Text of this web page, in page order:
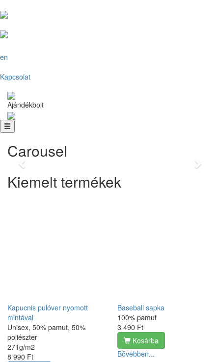
en
Kapcsolat
Ajándékbolt
Carousel
Previous Next
Kiemelt termékek
Kapucnis pulóver nyomott
mintával
Unisex, 50% pamut, 50%
poliészter
271g/m2
8 990 Ft
Baseball sapka
100% pamut
3 490 Ft
Kosárba
Bővebben...